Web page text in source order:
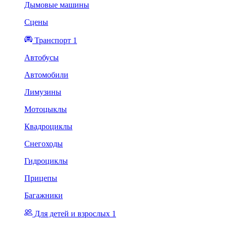
Дымовые машины
Сцены
Транспорт 1
Автобусы
Автомобили
Лимузины
Мотоцыклы
Квадроциклы
Снегоходы
Гидроциклы
Прицепы
Багажники
Для детей и взрослых 1